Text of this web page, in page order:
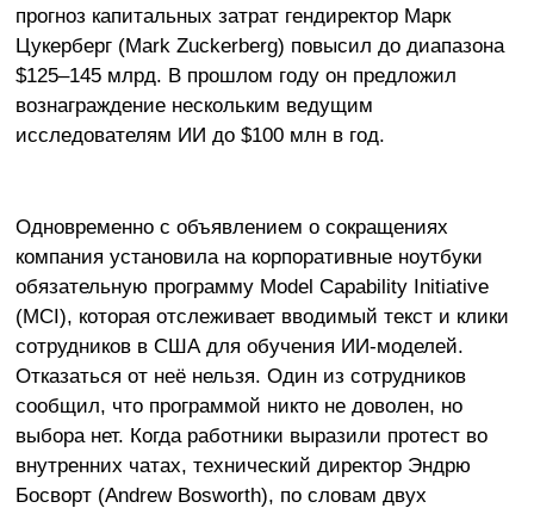
прогноз капитальных затрат гендиректор Марк
Цукерберг (Mark Zuckerberg) повысил до диапазона
$125–145 млрд. В прошлом году он предложил
вознаграждение нескольким ведущим
исследователям ИИ до $100 млн в год.
Одновременно с объявлением о сокращениях
компания установила на корпоративные ноутбуки
обязательную программу Model Capability Initiative
(MCI), которая отслеживает вводимый текст и клики
сотрудников в США для обучения ИИ-моделей.
Отказаться от неё нельзя. Один из сотрудников
сообщил, что программой никто не доволен, но
выбора нет. Когда работники выразили протест во
внутренних чатах, технический директор Эндрю
Босворт (Andrew Bosworth), по словам двух